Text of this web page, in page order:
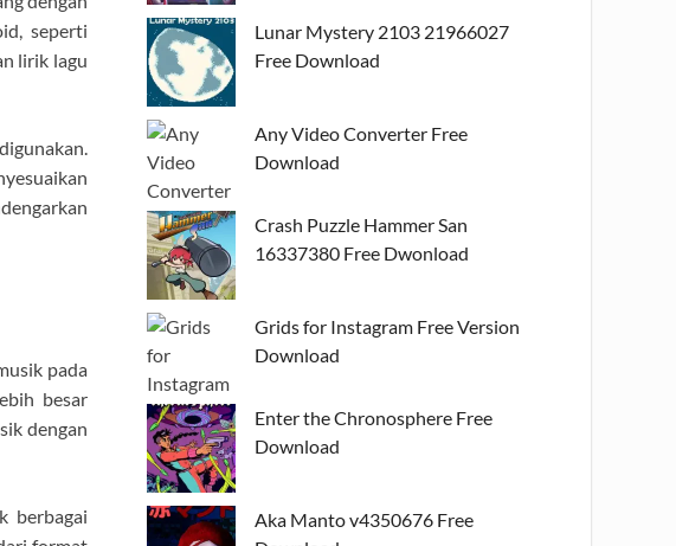
seperti
lirik lagu
pada
besar
dengan
berbagai
Lunar Mystery 2103 21966027
Free Download
Any Video Converter Free
Download
Crash Puzzle Hammer San
16337380 Free Dwonload
Grids for Instagram Free Version
Download
Enter the Chronosphere Free
Download
Aka Manto v4350676 Free